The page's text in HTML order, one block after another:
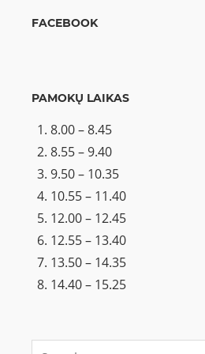
FACEBOOK
PAMOKŲ LAIKAS
8.00 – 8.45
8.55 – 9.40
9.50 – 10.35
10.55 – 11.40
12.00 – 12.45
12.55 – 13.40
13.50 – 14.35
14.40 – 15.25